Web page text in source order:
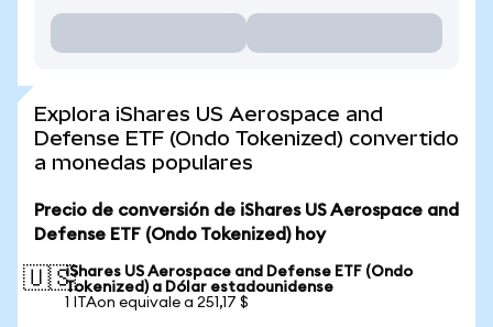
Explora iShares US Aerospace and
Defense ETF (Ondo Tokenized) convertido
a monedas populares
Precio de conversión de iShares US Aerospace and
Defense ETF (Ondo Tokenized) hoy
🇺🇸iShares US Aerospace and Defense ETF (Ondo
Tokenized) a Dólar estadounidense
1 ITAon equivale a 251,17 $